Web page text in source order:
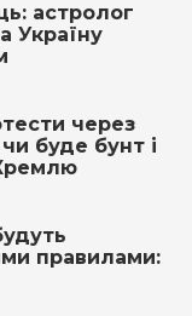
астролог
Україну
через
буде бунт і
правилами: